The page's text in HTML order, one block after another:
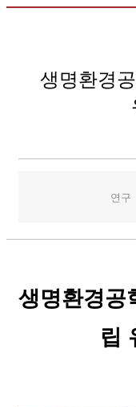
생명환경
연구
생명환경공
립